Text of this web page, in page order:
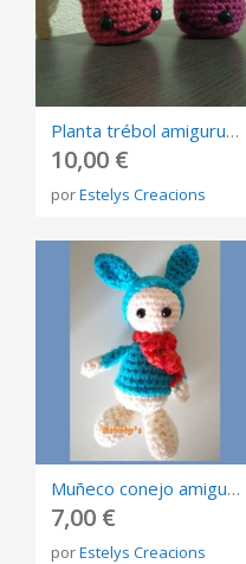
Planta trébol amigurumi
10,00 €
porEstelys Creacions
Muñeco conejo amigurumi
7,00 €
porEstelys Creacions